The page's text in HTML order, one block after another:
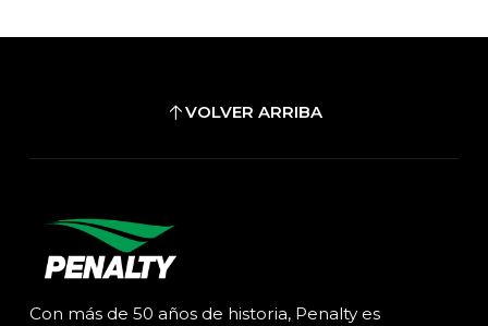
VOLVER ARRIBA
Con más de 50 años de historia, Penalty es